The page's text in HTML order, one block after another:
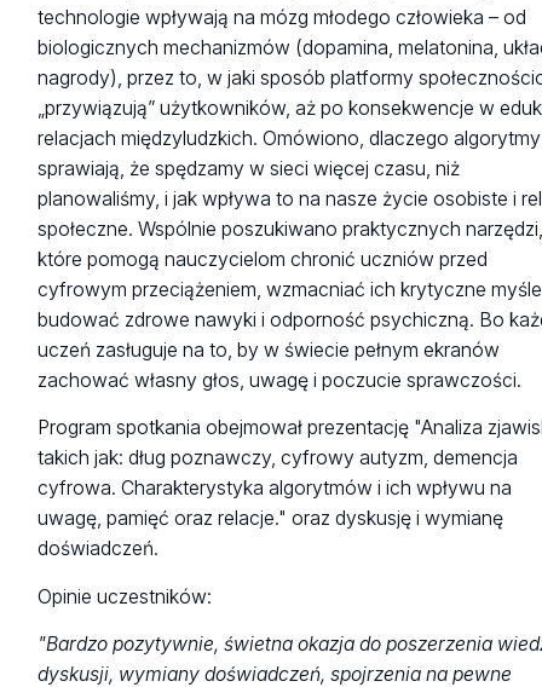
technologie wpływają na mózg młodego człowieka – od
biologicznych mechanizmów (dopamina, melatonina,
nagrody), przez to, w jaki sposób platformy
„przywiązują” użytkowników, aż po konsekwencje w
relacjach międzyludzkich. Omówiono, dlaczego algorytmy
sprawiają, że spędzamy w sieci więcej czasu, niż
planowaliśmy, i jak wpływa to na nasze życie osobiste i
społeczne. Wspólnie poszukiwano praktycznych
które pomogą nauczycielom chronić uczniów przed
cyfrowym przeciążeniem, wzmacniać ich krytyczne
budować zdrowe nawyki i odporność psychiczną. Bo
uczeń zasługuje na to, by w świecie pełnym ekranów
zachować własny głos, uwagę i poczucie sprawczości.
Program spotkania obejmował prezentację "Analiza
takich jak: dług poznawczy, cyfrowy autyzm, demencja
cyfrowa. Charakterystyka algorytmów i ich wpływu na
uwagę, pamięć oraz relacje." oraz dyskusję i wymianę
doświadczeń.
Opinie uczestników:
"Bardzo pozytywnie, świetna okazja do poszerzenia
dyskusji, wymiany doświadczeń, spojrzenia na pewne